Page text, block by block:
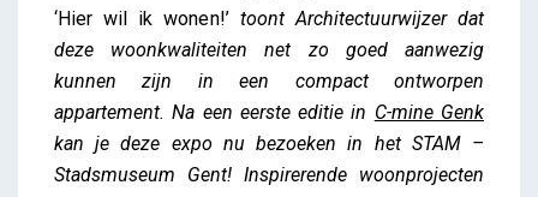
‘Hier wil ik wonen!’toont Architectuurwijzer dat
deze woonkwaliteiten net zo goed aanwezig
kunnen zijn in een compact ontworpen
appartement. Na een eerste editie in C-mine Genk
kan je deze expo nu bezoeken in het STAM –
Stadsmuseum Gent! Inspirerende woonprojecten